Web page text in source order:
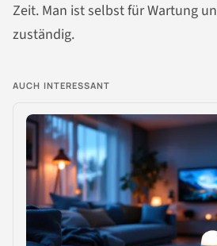
Zeit. Man ist selbst für Wartung
zuständig.
AUCH INTERESSANT